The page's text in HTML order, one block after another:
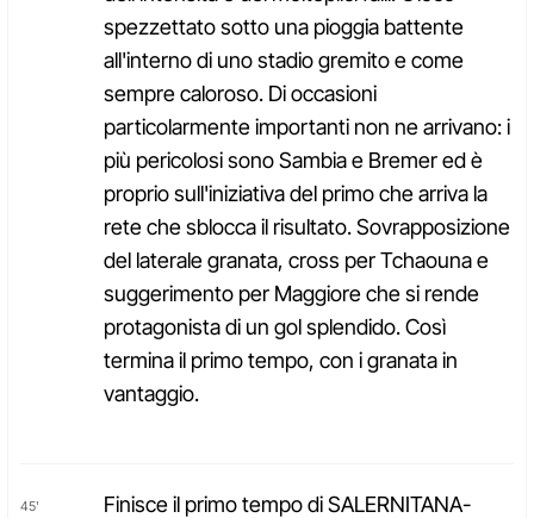
spezzettato sotto una pioggia battente
all'interno di uno stadio gremito e come
sempre caloroso. Di occasioni
particolarmente importanti non ne arrivano: i
più pericolosi sono Sambia e Bremer ed è
proprio sull'iniziativa del primo che arriva la
rete che sblocca il risultato. Sovrapposizione
del laterale granata, cross per Tchaouna e
suggerimento per Maggiore che si rende
protagonista di un gol splendido. Così
termina il primo tempo, con i granata in
vantaggio.
45'
Finisce il primo tempo di SALERNITANA-